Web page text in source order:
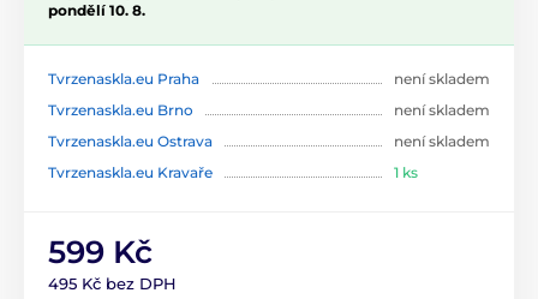
pondělí 10. 8.
Tvrzenaskla.eu Praha
není skladem
Tvrzenaskla.eu Brno
není skladem
Tvrzenaskla.eu Ostrava
není skladem
Tvrzenaskla.eu Kravaře
1 ks
599 Kč
495 Kč bez DPH